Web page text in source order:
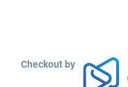
Checkout by